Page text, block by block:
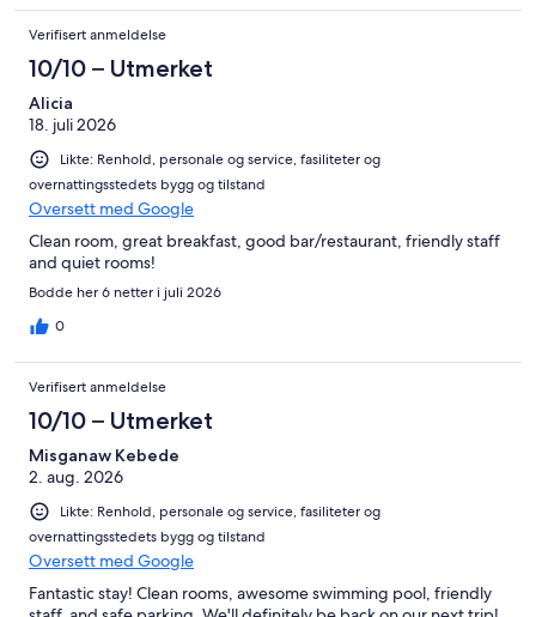
Verifisert anmeldelse
10/10 – Utmerket
Alicia
18. juli 2026
Likte: Renhold, personale og service, fasiliteter og
overnattingsstedets bygg og tilstand
Oversett med Google
Clean room, great breakfast, good bar/restaurant, friendly staff
and quiet rooms!
Bodde her 6 netter i juli 2026
0
Verifisert anmeldelse
10/10 – Utmerket
Misganaw Kebede
2. aug. 2026
Likte: Renhold, personale og service, fasiliteter og
overnattingsstedets bygg og tilstand
Oversett med Google
Fantastic stay! Clean rooms, awesome swimming pool, friendly